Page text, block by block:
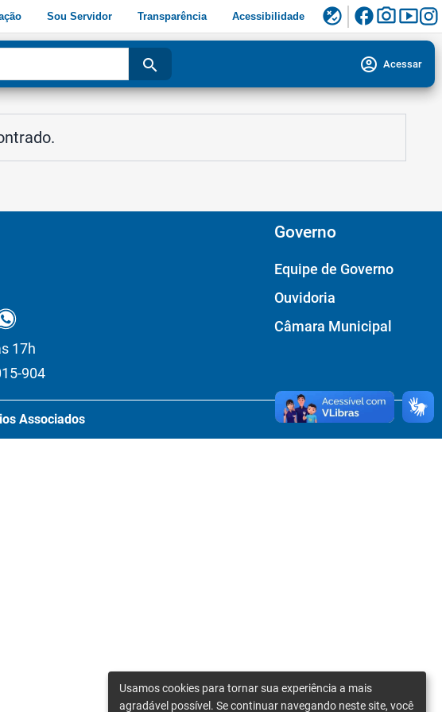
Sou Servidor Transparência Acessibilidade flaky facebookphoto_camerasmart_display
search account_circle Acessar
17h
904
Governo
Equipe de Governo
Ouvidoria
Câmara Municipal
Associados
Usamos cookies para tornar sua experiência a mais
agradável possível. Se continuar navegando neste site, você